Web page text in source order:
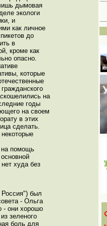
дымовая
экологи
и
как личное
до
в
кроме как
опасно.
которые
на
годы
на своем
в этих
сделать.
на помощь
худа без
Россия") был
- Ольга
- они хорошо
зеленого
боль для